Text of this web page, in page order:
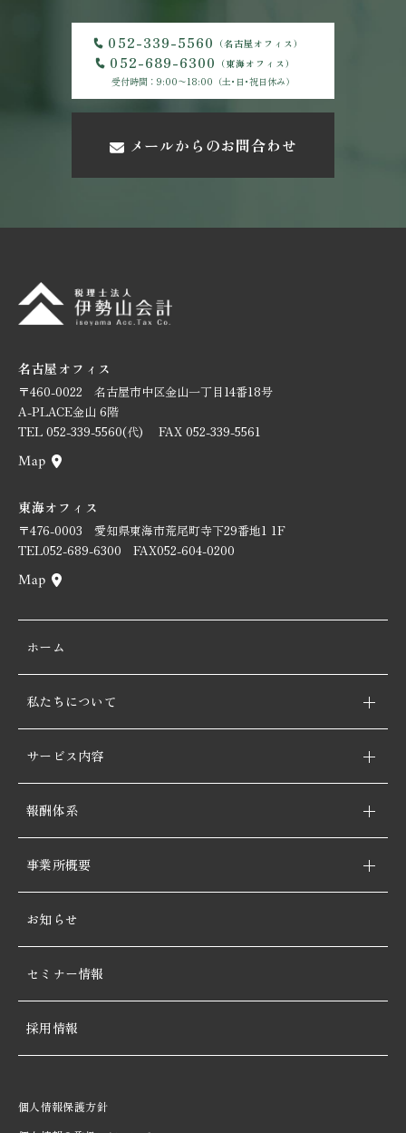
052-339-5560 （名古屋オフィス）
052-689-6300 （東海オフィス）
受付時間：9:00〜18:00（土･日･祝日休み）
メールからのお問合わせ
名古屋オフィス
〒460-0022 名古屋市中区金山一丁目14番18号
A-PLACE金山 6階
TEL 052-339-5560(代) FAX 052-339-5561
東海オフィス
〒476-0003 愛知県東海市荒尾町寺下29番地1 1F
TEL052-689-6300 FAX052-604-0200
ホーム
私たちについて
サービス内容
報酬体系
事業所概要
お知らせ
セミナー情報
採用情報
個人情報保護方針